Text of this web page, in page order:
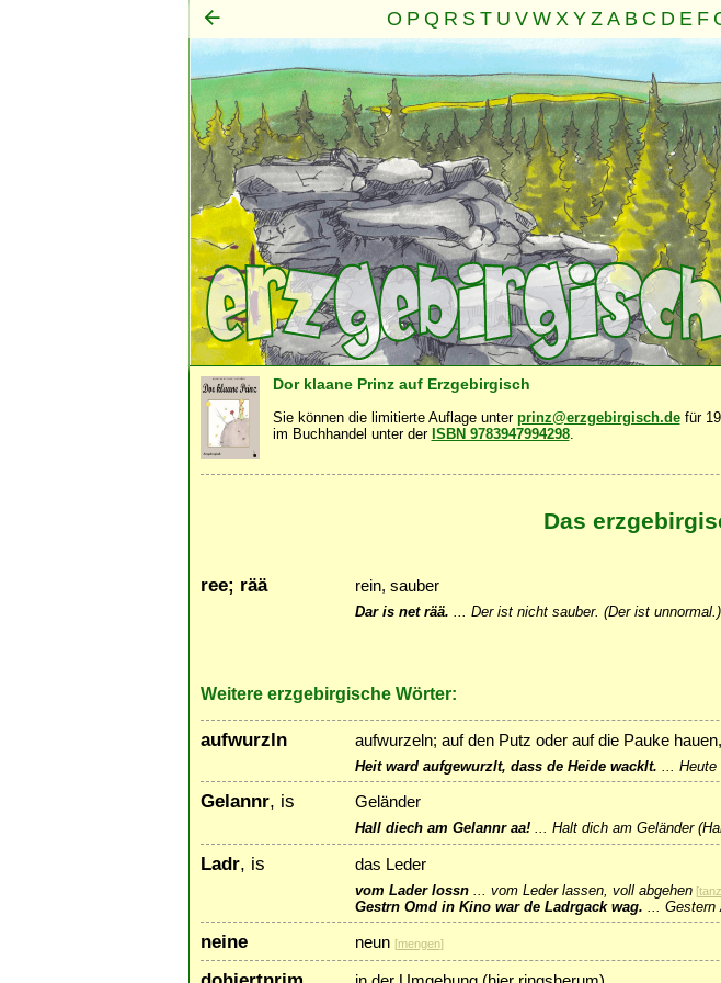
O P Q R S T U V W X Y Z A B C D E F
Mensch·Seele·Geist·Familie·Gemeinschaft·
Dor klaane Prinz auf Erzgebirgisch
Sie können die limitierte Auflage unter prinz@erzgebirgisch.defür
im Buchhandel unter der ISBN 9783947994298.
Das
ree; rää rein, sauber
Dar is net rää. Der ist nicht sauber. (Der ist unnormal.)
Weitere erzgebirgische Wörter:
aufwurzln aufwurzeln; auf den Putz oder auf die Pauke
Heit ward aufgewurzlt, dass de Heide wacklt. Heute
Gelannr, is Geländer
Hall diech am Gelannr aa!... Halt dich am Geländer
Ladr, is das Leder
vom Lader lossn... vom Leder lassen, voll abgehen[tanz
Gestrn Omd in Kino war de Ladrgack wag. Gestern
neine neun [mengen]